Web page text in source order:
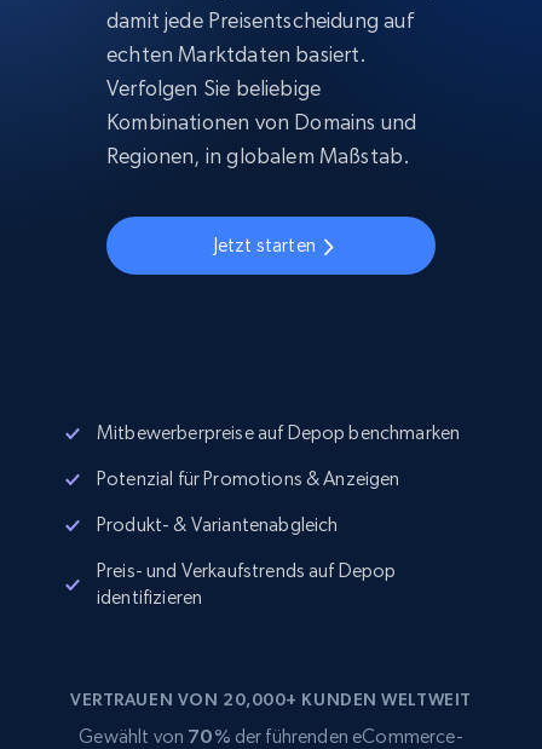
damit jede Preisentscheidung auf
echten Marktdaten basiert.
Verfolgen Sie beliebige
Kombinationen von Domains und
Regionen, in globalem Maßstab.
Jetzt starten
Mitbewerberpreise auf Depop benchmarken
Potenzial für Promotions & Anzeigen
Produkt- & Variantenabgleich
Preis- und Verkaufstrends auf Depop
identifizieren
VERTRAUEN VON 20,000+ KUNDEN WELTWEIT
Gewählt von 70% der führenden eCommerce-